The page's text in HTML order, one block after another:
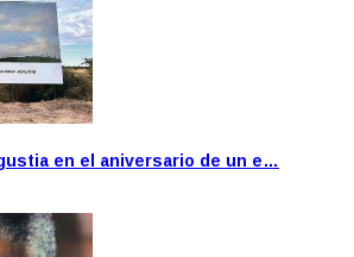
en el aniversario de un e…